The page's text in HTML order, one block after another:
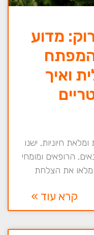
מדוע
המפתח
ואיך
חיוניות, ישנו
הרופאים ומומחי
מלאו את הצלחת
קרא עוד »